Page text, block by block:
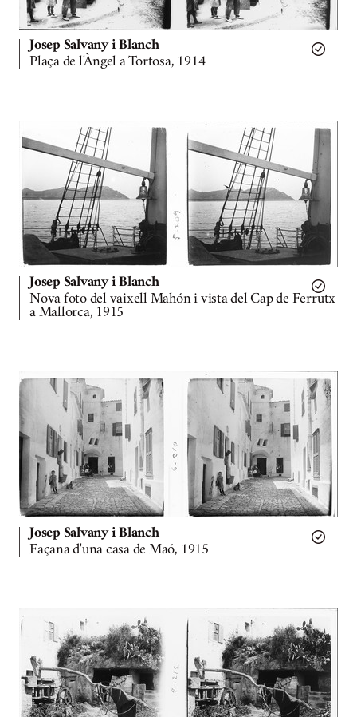
Josep Salvany i Blanch
Plaça de l'Àngel a Tortosa, 1914
Josep Salvany i Blanch
Nova foto del vaixell Mahón i vista del Cap de Ferrutx
a Mallorca, 1915
Josep Salvany i Blanch
Façana d'una casa de Maó, 1915